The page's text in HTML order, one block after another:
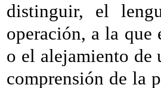
distinguir, el
operación, a la que
o el alejamiento de
comprensión de la